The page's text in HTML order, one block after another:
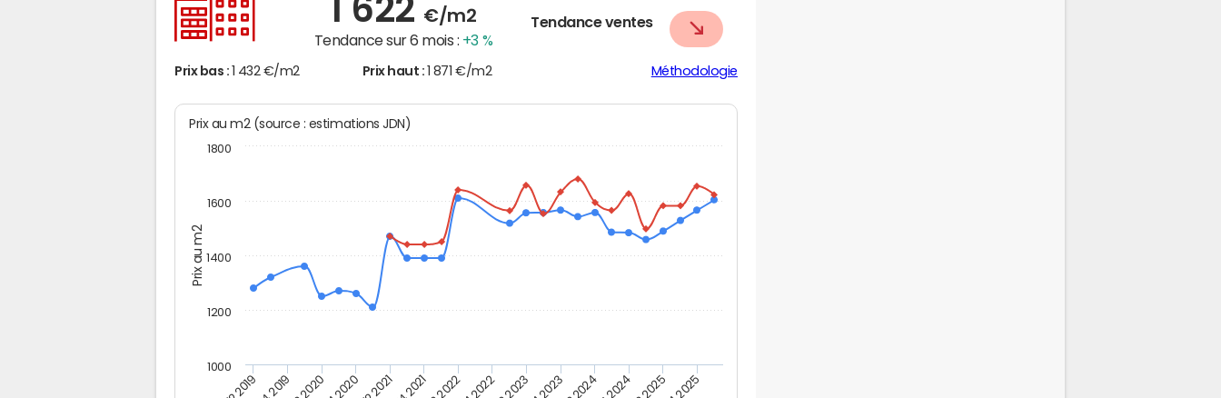
1 622 €/m2
Tendance sur 6 mois : +3 %
Tendance ventes
Prix bas : 1 432 €/m2 Prix haut : 1 871 €/m2 Méthodologie
Prix au m2
Prix au m2 (source : estimations JDN)
1200
1400
1600
1800
1000